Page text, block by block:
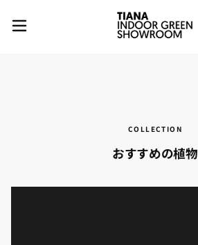
COLLECTION
おすすめの植物